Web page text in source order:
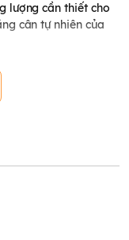
lượng cần thiết cho
cân tự nhiên của